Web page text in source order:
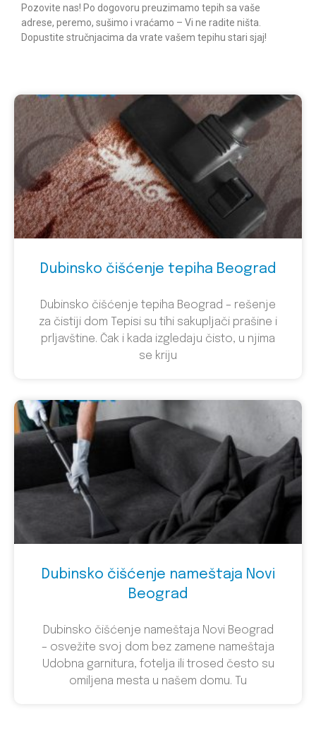
Pozovite nas! Po dogovoru preuzimamo tepih sa vaše
adrese, peremo, sušimo i vraćamo – Vi ne radite ništa.
Dopustite stručnjacima da vrate vašem tepihu stari sjaj!
Dubinsko čišćenje tepiha Beograd
Dubinsko čišćenje tepiha Beograd – rešenje
za čistiji dom Tepisi su tihi sakupljači prašine i
prljavštine. Čak i kada izgledaju čisto, u njima
se kriju
Dubinsko čišćenje nameštaja Novi
Beograd
Dubinsko čišćenje nameštaja Novi Beograd
– osvežite svoj dom bez zamene nameštaja
Udobna garnitura, fotelja ili trosed često su
omiljena mesta u našem domu. Tu